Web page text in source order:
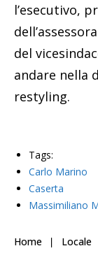
l’esecutivo,
del
andare nella
restyling.
Tags:
Carlo Marino
Caserta
Massimiliano
Home Locale